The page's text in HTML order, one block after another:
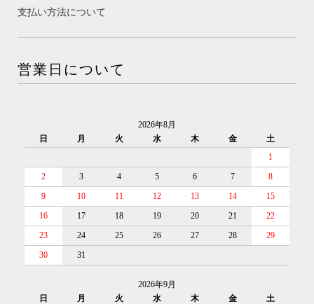
支払い方法について
営業日について
2026年8月
日
月 火 水 木 金
土
1
2
3 4 5 6 7
8
9
10 11 12 13 14
15
16
17 18 19 20 21
22
23
24 25 26 27 28
29
30
31
2026年9月
日
月 火 水 木 金
土